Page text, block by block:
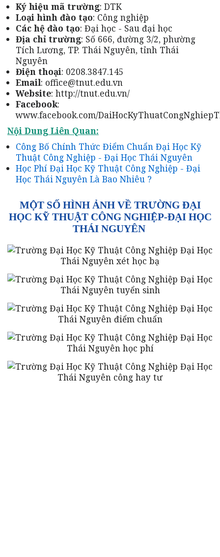
Ký hiệu mã trường: DTK
Loại hình đào tạo: Công nghiệp
Các hệ đào tạo: Đại học - Sau đại học
Địa chỉ trường: Số 666, đường 3/2, phường
Tích Lương, TP. Thái Nguyên, tỉnh Thái
Nguyên
Điện thoại: 0208.3847.145
Email: office@tnut.edu.vn
Website: http://tnut.edu.vn/
Facebook:
www.facebook.com/
Nội Dung Liên Quan:
Công Bố Chính Thức Điểm Chuẩn Đại Học Kỹ
Thuật Công Nghiệp - Đại Học Thái Nguyên
Học Phí Đại Học Kỹ Thuật Công Nghiệp - Đại
Học Thái Nguyên Là Bao Nhiêu ?
MỘT SỐ HÌNH ẢNH VỀ TRƯỜNG ĐẠI
HỌC KỸ THUẬT CÔNG NGHIỆP-ĐẠI HỌC
THÁI NGUYÊN